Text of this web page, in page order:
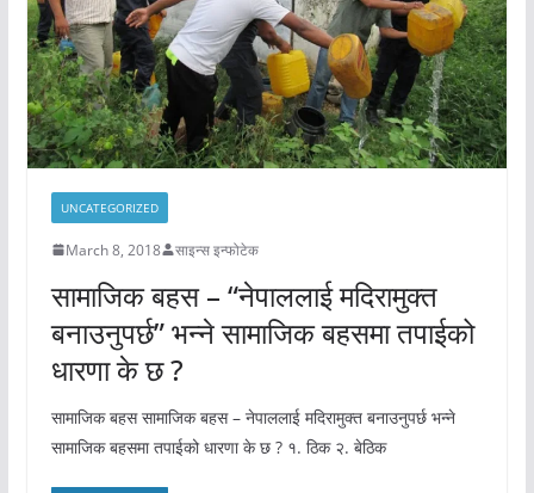
UNCATEGORIZED
March 8, 2018 साइन्स इन्फोटेक
सामाजिक बहस – “नेपाललाई मदिरामुक्त
बनाउनुपर्छ” भन्ने सामाजिक बहसमा तपाईको
धारणा के छ ?
सामाजिक बहस सामाजिक बहस – नेपाललाई मदिरामुक्त बनाउनुपर्छ भन्ने
सामाजिक बहसमा तपाईको धारणा के छ ? १. ठिक २. बेठिक